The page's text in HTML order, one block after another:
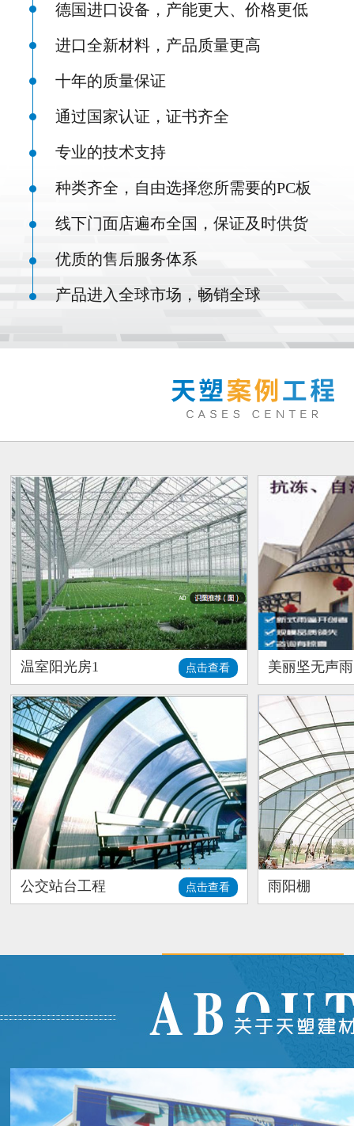
德国进口设备，产能更大、价格更低
进口全新材料，产品质量更高
十年的质量保证
通过国家认证，证书齐全
专业的技术支持
种类齐全，自由选择您所需要的PC板
线下门面店遍布全国，保证及时供货
优质的售后服务体系
产品进入全球市场，畅销全球
温室阳光房1 点击查看 美丽坚无声
公交站台工程 点击查看 雨阳棚